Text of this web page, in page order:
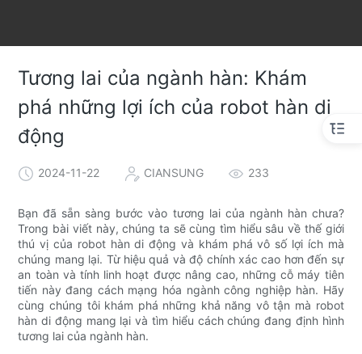
Tương lai của ngành hàn: Khám
phá những lợi ích của robot hàn di
động
2024-11-22 CIANSUNG 233
Bạn đã sẵn sàng bước vào tương lai của ngành hàn chưa?
Trong bài viết này, chúng ta sẽ cùng tìm hiểu sâu về thế giới
thú vị của robot hàn di động và khám phá vô số lợi ích mà
chúng mang lại. Từ hiệu quả và độ chính xác cao hơn đến sự
an toàn và tính linh hoạt được nâng cao, những cỗ máy tiên
tiến này đang cách mạng hóa ngành công nghiệp hàn. Hãy
cùng chúng tôi khám phá những khả năng vô tận mà robot
hàn di động mang lại và tìm hiểu cách chúng đang định hình
tương lai của ngành hàn.